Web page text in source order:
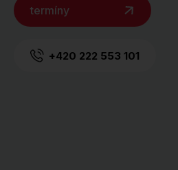
termíny
+420 222 553 101